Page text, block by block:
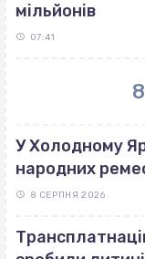
мільйонів
07:41
У Холодному
народних
8 СЕРПНЯ 2026